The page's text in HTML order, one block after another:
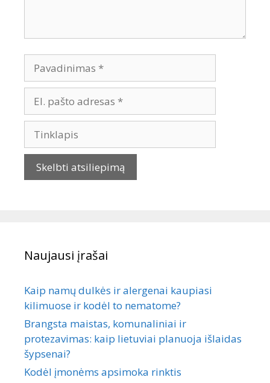
Naujausi įrašai
Kaip namų dulkės ir alergenai kaupiasi
kilimuose ir kodėl to nematome?
Brangsta maistas, komunaliniai ir
protezavimas: kaip lietuviai planuoja išlaidas
šypsenai?
Kodėl įmonėms apsimoka rinktis